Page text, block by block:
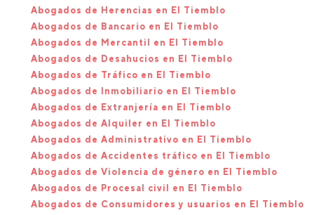
Abogados de Herencias en El Tiemblo
Abogados de Bancario en El Tiemblo
Abogados de Mercantil en El Tiemblo
Abogados de Desahucios en El Tiemblo
Abogados de Tráfico en El Tiemblo
Abogados de Inmobiliario en El Tiemblo
Abogados de Extranjería en El Tiemblo
Abogados de Alquiler en El Tiemblo
Abogados de Administrativo en El Tiemblo
Abogados de Accidentes tráfico en El Tiemblo
Abogados de Violencia de género en El Tiemblo
Abogados de Procesal civil en El Tiemblo
Abogados de Consumidores y usuarios en El Tiemblo